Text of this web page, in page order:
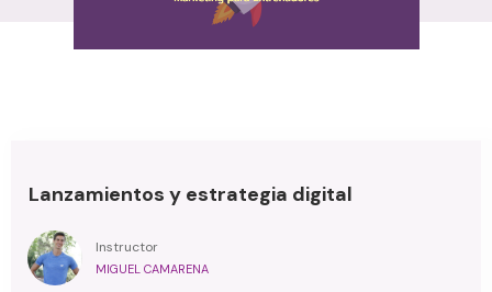
Lanzamientos y estrategia digital
Instructor
MIGUEL CAMARENA